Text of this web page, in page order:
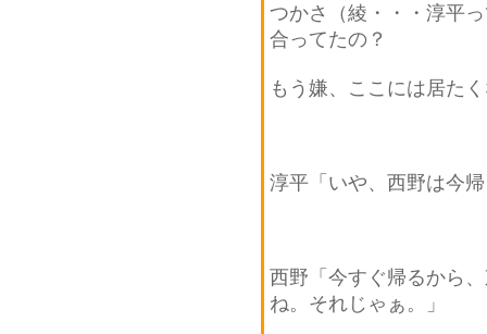
つかさ（綾・・・淳平
合ってたの？
もう嫌、ここには居た
淳平「いや、西野は今
西野「今すぐ帰るから
ね。それじゃぁ。」